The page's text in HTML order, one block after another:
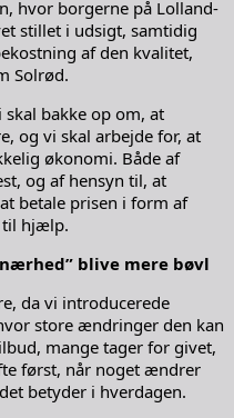
hvor borgerne på Lolland-
stillet i udsigt, samtidig
af den kvalitet,
Solrød.
skal bakke op om, at
og vi skal arbejde for, at
økonomi. Både af
og af hensyn til, at
betale prisen i form af
til hjælp.
blive mere bøvl
da vi introducerede
store ændringer den kan
mange tager for givet,
først, når noget ændrer
betyder i hverdagen.